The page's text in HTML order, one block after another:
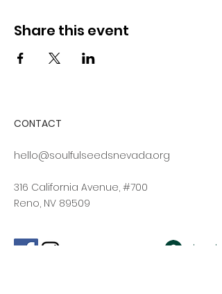
Share this event
CONTACT
hello@soulfulseedsnevada.org
316 California Avenue, #700
Reno, NV 89509
Log In